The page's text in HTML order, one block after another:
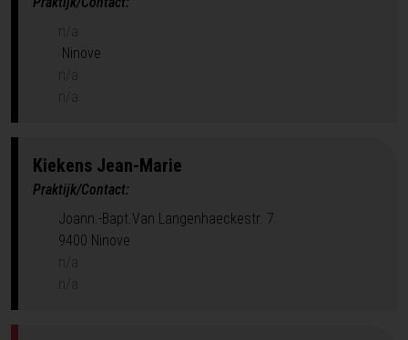
n/a
Ninove
n/a
n/a
Kiekens Jean-Marie
Praktijk/Contact:
Joann.-Bapt.Van Langenhaeckestr. 7
9400 Ninove
n/a
n/a